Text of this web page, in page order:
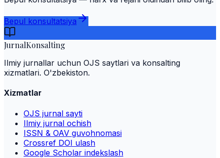
Bepul konsultatsiya
JurnalKonsalting
Ilmiy jurnallar uchun OJS saytlari va konsalting
xizmatlari. O'zbekiston.
Xizmatlar
OJS jurnal sayti
Ilmiy jurnal ochish
ISSN & OAV guvohnomasi
Crossref DOI ulash
Google Scholar indekslash